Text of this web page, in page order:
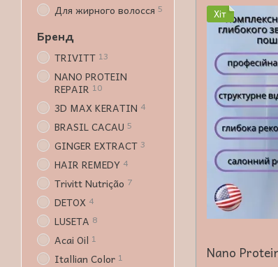
Хіт
Для жирного волосся 5
Бренд
TRIVITT 13
NANO PROTEIN
REPAIR 10
3D MAX KERATIN 4
BRASIL CACAU 5
GINGER EXTRACT 3
HAIR REMEDY 4
Trivitt Nutrição 7
DETOX 4
LUSETA 8
Acai Oil 1
Itallian Color 1